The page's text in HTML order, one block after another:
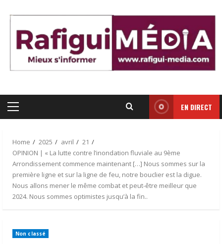
content
Primary
EN DIRECT
Home 2025 avril
21
OPINION | « La lutte contre l’inondation fluviale au 9ème
Arrondissement commence maintenant […] Nous sommes sur la
première ligne et sur la ligne de feu, notre bouclier est la digue.
Nous allons mener le même combat et peut-être meilleur que
2024. Nous sommes optimistes jusqu’à la fin..
Non classé